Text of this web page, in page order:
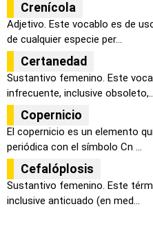
Crenícola
Adjetivo. Este vocablo es de
de cualquier especie per...
Certanedad
Sustantivo femenino. Este
infrecuente, inclusive
Copernicio
El copernicio es un elemento
periódica con el símbolo Cn ...
Cefalóplosis
Sustantivo femenino. Este
inclusive anticuado (en med...